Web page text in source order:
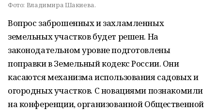
Фото: Владимира Шакиева.
Вопрос заброшенных и захламленных
земельных участков будет решен. На
законодательном уровне подготовлены
поправки в Земельный кодекс России. Они
касаются механизма использования садовых и
огородных участков. С новациями познакомили
на конференции, организованной Общественной